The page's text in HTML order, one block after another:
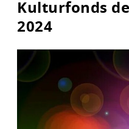
Kulturfonds
2024